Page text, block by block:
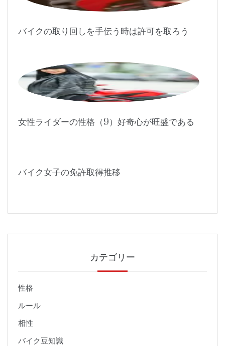
バイクの取り回しを手伝う時は許可を取ろう
女性ライダーの性格（9）好奇心が旺盛である
バイク女子の免許取得推移
カテゴリー
性格
ルール
相性
バイク豆知識